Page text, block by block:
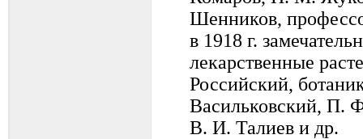
Шенников,
в 1918 г.
лекарственные
Российский,
Васильковский, П.
В. И. Талиев и др.